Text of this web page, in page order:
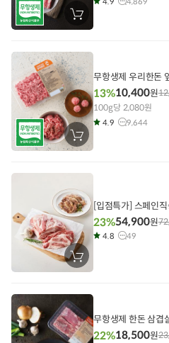
장
에
담
기
장
바
에
기
무항생제 우리한돈
13%10,400원
100g당 2,080원
4.9 9,644
장
바
에
담
기
[입점특가] 스페인
23%54,900원
4.8 49
무항생제 한돈 삼겹
22%18,500원